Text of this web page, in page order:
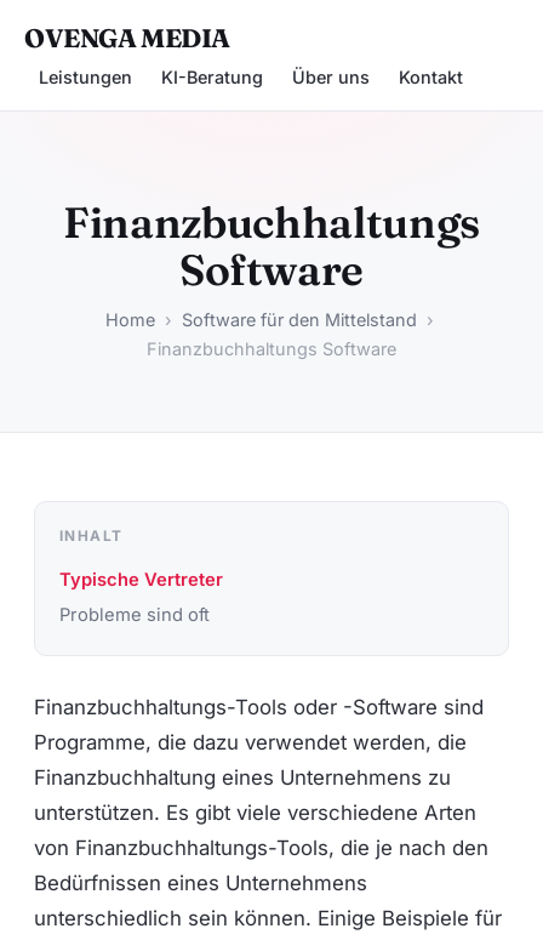
OVENGA MEDIA
Leistungen KI-Beratung Über uns Kontakt
Finanzbuchhaltungs
Software
Home› Software für den Mittelstand ›
Finanzbuchhaltungs Software
Finanzbuchhaltungs-Tools oder -Software sind
Programme, die dazu verwendet werden, die
Finanzbuchhaltung eines Unternehmens zu
unterstützen. Es gibt viele verschiedene Arten
von Finanzbuchhaltungs-Tools, die je nach den
Bedürfnissen eines Unternehmens
unterschiedlich sein können. Einige Beispiele für
INHALT
Typische Vertreter
Probleme sind oft